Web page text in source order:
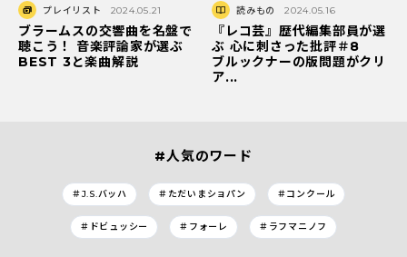
プレイリスト 2024.05.21
ブラームスの交響曲を名盤で
聴こう！ 音楽評論家が選ぶ
BEST 3と楽曲解説
読みもの 2024.05.16
『レコ芸』歴代編集部員が選
ぶ 心に刺さった批評＃8
ブルックナーの版問題がクリ
ア...
#人気のワード
＃J.S.バッハ ＃ただいまショパン ＃コンクール
＃ドビュッシー ＃フォーレ ＃ラフマニノフ